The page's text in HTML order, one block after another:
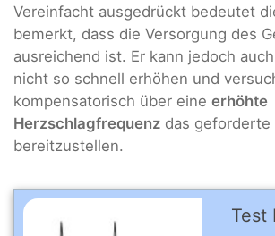
Vereinfacht ausgedrückt bedeutet
bemerkt, dass die Versorgung des
ausreichend ist. Er kann jedoch
nicht so schnell erhöhen und
kompensatorisch über eine erhöhte
Herzschlagfrequenz das geforderte
bereitzustellen.